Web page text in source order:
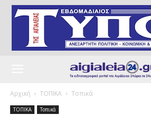
Αρχική ΤΟΠΙΚΑ Τοπικά
ΤΟΠΙΚΑ Τοπικά